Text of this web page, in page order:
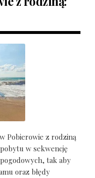
Pobierowie z rodziną
w sekwencję
tak aby
oraz błędy